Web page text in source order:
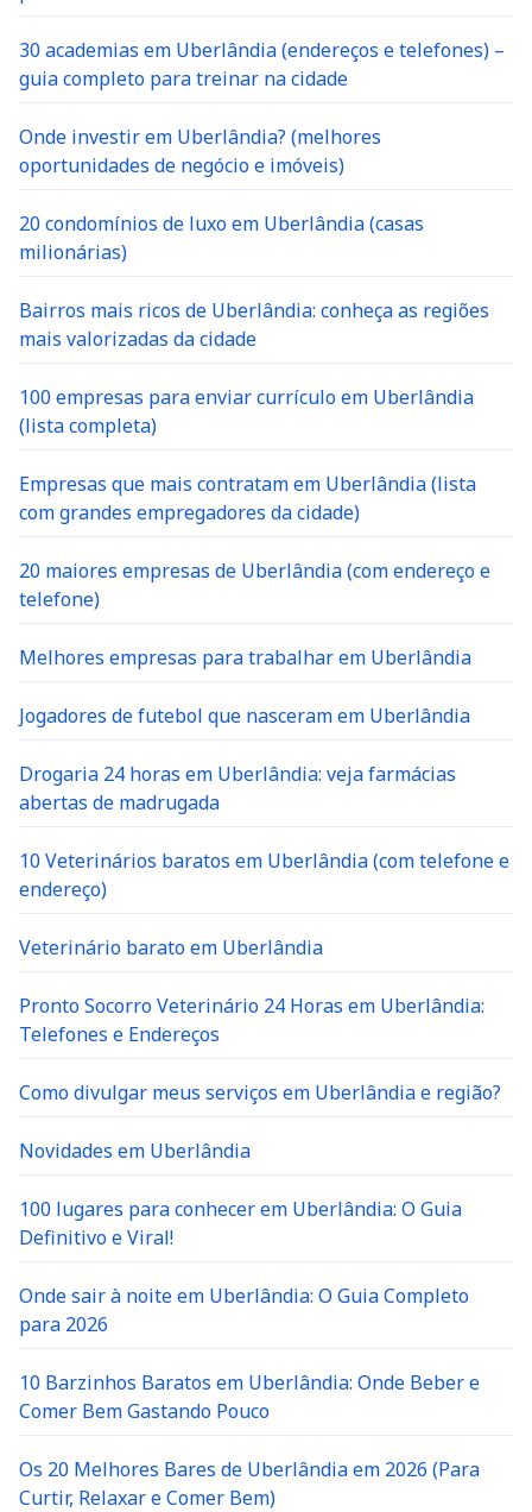
30 academias em Uberlândia (endereços e telefones) –
guia completo para treinar na cidade
Onde investir em Uberlândia? (melhores
oportunidades de negócio e imóveis)
20 condomínios de luxo em Uberlândia (casas
milionárias)
Bairros mais ricos de Uberlândia: conheça as regiões
mais valorizadas da cidade
100 empresas para enviar currículo em Uberlândia
(lista completa)
Empresas que mais contratam em Uberlândia (lista
com grandes empregadores da cidade)
20 maiores empresas de Uberlândia (com endereço e
telefone)
Melhores empresas para trabalhar em Uberlândia
Jogadores de futebol que nasceram em Uberlândia
Drogaria 24 horas em Uberlândia: veja farmácias
abertas de madrugada
10 Veterinários baratos em Uberlândia (com telefone e
endereço)
Veterinário barato em Uberlândia
Pronto Socorro Veterinário 24 Horas em Uberlândia:
Telefones e Endereços
Como divulgar meus serviços em Uberlândia e região?
Novidades em Uberlândia
100 lugares para conhecer em Uberlândia: O Guia
Definitivo e Viral!
Onde sair à noite em Uberlândia: O Guia Completo
para 2026
10 Barzinhos Baratos em Uberlândia: Onde Beber e
Comer Bem Gastando Pouco
Os 20 Melhores Bares de Uberlândia em 2026 (Para
Curtir, Relaxar e Comer Bem)